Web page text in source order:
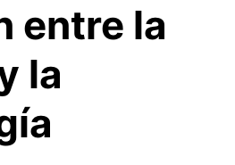
entre la
la